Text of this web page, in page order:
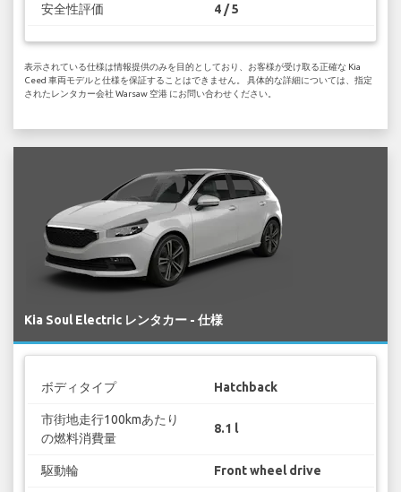
安全性評価 4 / 5
表示されている仕様は情報提供のみを目的としており、お客様が受け取る正確な Kia
Ceed 車両モデルと仕様を保証することはできません。 具体的な詳細については、指定
されたレンタカー会社 Warsaw 空港 にお問い合わせください。
Kia Soul Electric レンタカー - 仕様
ボディタイプ Hatchback
市街地走行100kmあたり
の燃料消費量
8.1 l
駆動輪 Front wheel drive